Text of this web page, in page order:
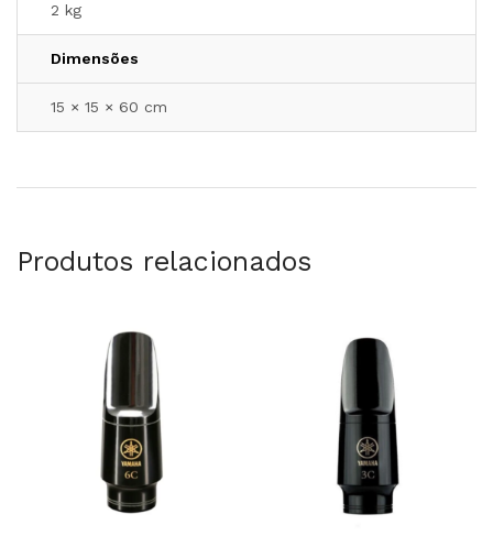
2 kg
Dimensões
15 × 15 × 60 cm
Produtos relacionados